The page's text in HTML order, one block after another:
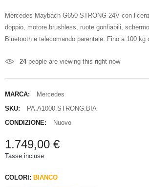
Mercedes Maybach G650 STRONG 24V con
doppio, motore brushless, ruote gonfiabili,
Bluetooth e telecomando parentale. Fino a 100 kg
24people are viewing this right now
MARCA:
Mercedes
SKU:
PA.A1000.STRONG.BIA
CONDIZIONE:
Nuovo
1.749,00 €
Tasse incluse
COLORI: BIANCO